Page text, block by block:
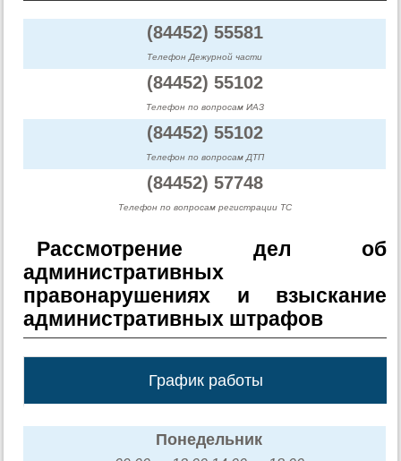
(84452) 55581
Телефон Дежурной части
(84452) 55102
Телефон по вопросам ИАЗ
(84452) 55102
Телефон по вопросам ДТП
(84452) 57748
Телефон по вопросам регистрации ТС
Рассмотрение дел об
административных
правонарушениях и взыскание
административных штрафов
График работы
Понедельник